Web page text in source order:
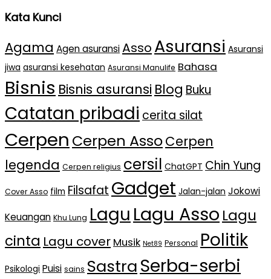
Kata Kunci
Agama Agen asuransiAsso Asuransi Asuransi
jiwa asuransi kesehatan Asuransi Manulife Bahasa
Bisnis Bisnis asuransi Blog Buku
Catatan pribadi cerita silat
Cerpen Cerpen AssoCerpen
legenda Cerpen religius cersil ChatGPT Chin Yung
Cover Asso film Filsafat Gadget Jalan-jalan Jokowi
Keuangan Khu Lung Lagu Lagu Asso Lagu
cinta Lagu cover Musik Net89 Personal Politik
Psikologi Puisi sains SastraSerba-serbi